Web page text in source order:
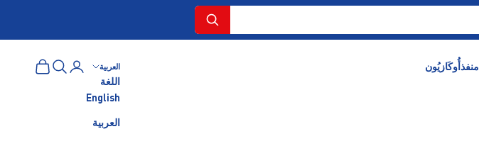
منفذأُوكَازيُون العربية
اللغة
English
العربية
تسجيل الدخول
البحثسلة